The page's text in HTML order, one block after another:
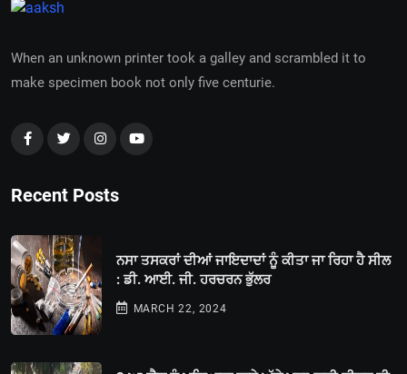
When an unknown printer took a galley and scrambled it to
make specimen book not only five centurie.
Recent Posts
ਨਸਾ ਤਸਕਰਾਂ ਦੀਆਂ ਜਾਇਦਾਦਾਂ ਨੂੰ ਕੀਤਾ ਜਾ ਰਿਹਾ ਹੈ ਸੀਲ
: ਡੀ. ਆਈ. ਜੀ. ਹਰਚਰਨ ਭੁੱਲਰ
MARCH 22, 2024